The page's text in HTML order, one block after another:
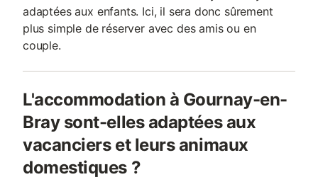
adaptées aux enfants. Ici, il sera donc sûrement
plus simple de réserver avec des amis ou en
couple.
L'accommodation à Gournay-en-
Bray sont-elles adaptées aux
vacanciers et leurs animaux
domestiques ?